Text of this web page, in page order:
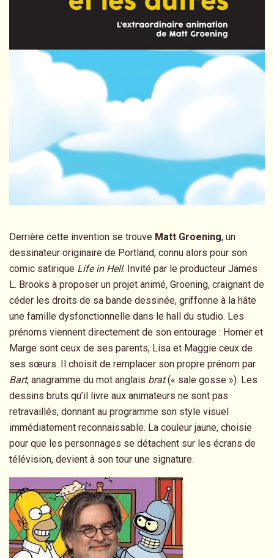
Derrière cette invention se trouve Matt Groening, un
dessinateur originaire de Portland, connu alors pour son
comic satirique Life in Hell. Invité par le producteur James
L. Brooks à proposer un projet animé, Groening, craignant de
céder les droits de sa bande dessinée, griffonne à la hâte
une famille dysfonctionnelle dans le hall du studio. Les
prénoms viennent directement de son entourage : Homer et
Marge sont ceux de ses parents, Lisa et Maggie ceux de
ses sœurs. Il choisit de remplacer son propre prénom par
Bart, anagramme du mot anglais brat(« sale gosse »). Les
dessins bruts qu’il livre aux animateurs ne sont pas
retravaillés, donnant au programme son style visuel
immédiatement reconnaissable. La couleur jaune, choisie
pour que les personnages se détachent sur les écrans de
télévision, devient à son tour une signature.